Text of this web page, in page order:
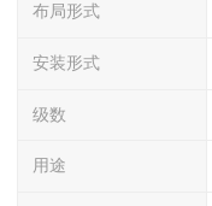
布局形式
安装形式
级数
用途